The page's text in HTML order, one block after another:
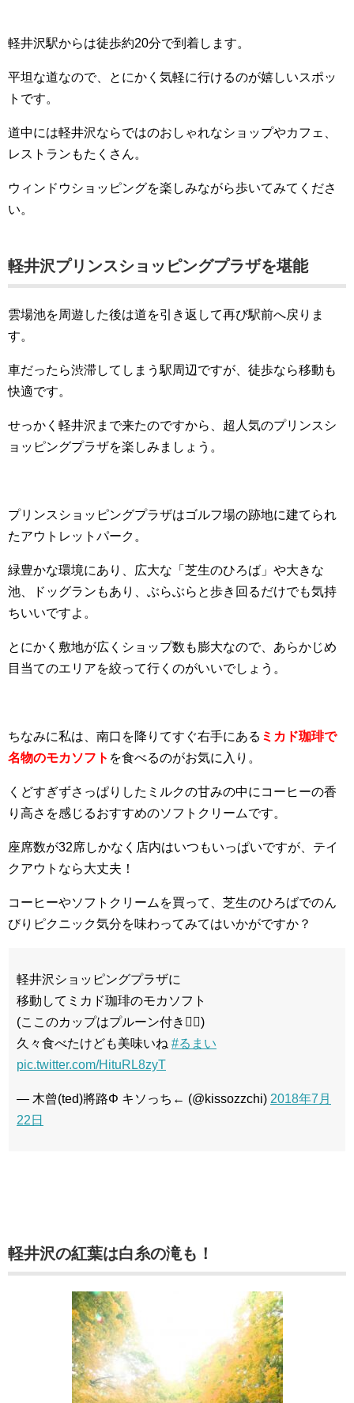
軽井沢駅からは徒歩約20分で到着します。
平坦な道なので、とにかく気軽に行けるのが嬉しいスポッ
トです。
道中には軽井沢ならではのおしゃれなショップやカフェ、
レストランもたくさん。
ウィンドウショッピングを楽しみながら歩いてみてくださ
い。
軽井沢プリンスショッピングプラザを堪能
雲場池を周遊した後は道を引き返して再び駅前へ戻りま
す。
車だったら渋滞してしまう駅周辺ですが、徒歩なら移動も
快適です。
せっかく軽井沢まで来たのですから、超人気のプリンスシ
ョッピングプラザを楽しみましょう。
プリンスショッピングプラザはゴルフ場の跡地に建てられ
たアウトレットパーク。
緑豊かな環境にあり、広大な「芝生のひろば」や大きな
池、ドッグランもあり、ぶらぶらと歩き回るだけでも気持
ちいいですよ。
とにかく敷地が広くショップ数も膨大なので、あらかじめ
目当てのエリアを絞って行くのがいいでしょう。
ちなみに私は、南口を降りてすぐ右手にある ミカド珈琲で
名物のモカソフト を食べるのがお気に入り。
くどすぎずさっぱりしたミルクの甘みの中にコーヒーの香
り高さを感じるおすすめのソフトクリームです。
座席数が32席しかなく店内はいつもいっぱいですが、テイ
クアウトなら大丈夫！
コーヒーやソフトクリームを買って、芝生のひろばでのん
びりピクニック気分を味わってみてはいかがですか？
軽井沢ショッピングプラザに
移動してミカド珈琲のモカソフト
(ここのカップはプルーン付き🙋‍♂️)
久々食べたけども美味いね #るまい
pic.twitter.com/HituRL8zyT
— 木曾(ted)將路Φ キソっち← (@kissozzchi) 2018年7月
22日
軽井沢の紅葉は白糸の滝も！